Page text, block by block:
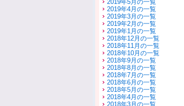
2019年5月の一覧
2019年4月の一覧
2019年3月の一覧
2019年2月の一覧
2019年1月の一覧
2018年12月の一覧
2018年11月の一覧
2018年10月の一覧
2018年9月の一覧
2018年8月の一覧
2018年7月の一覧
2018年6月の一覧
2018年5月の一覧
2018年4月の一覧
2018年3月の一覧